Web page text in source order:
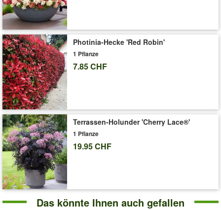
'Magnolie 'March Till Frost''
Photinia-Hecke 'Red Robin'
1 Pflanze
7.85 CHF
Terrassen-Holunder 'Cherry Lace®'
1 Pflanze
19.95 CHF
Das könnte Ihnen auch gefallen